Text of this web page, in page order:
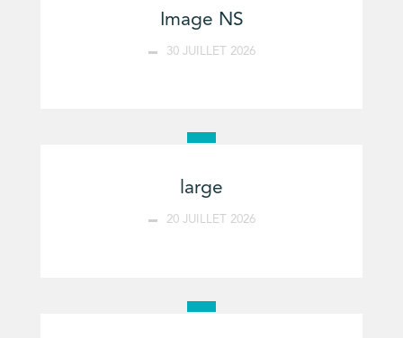
Image NS
30 JUILLET 2026
large
20 JUILLET 2026